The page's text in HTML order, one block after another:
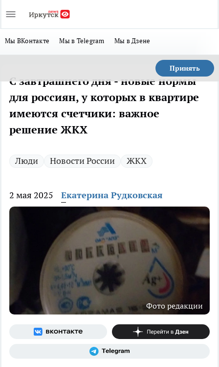
Мы ВКонтакте Мы в Telegram Мы в Дзене
Принять
С завтрашнего дня - новые нормы
для россиян, у которых в квартире
имеются счетчики: важное
решение ЖКХ
Люди Новости России ЖКХ
2 мая 2025 Екатерина Рудковская
Фото редакции